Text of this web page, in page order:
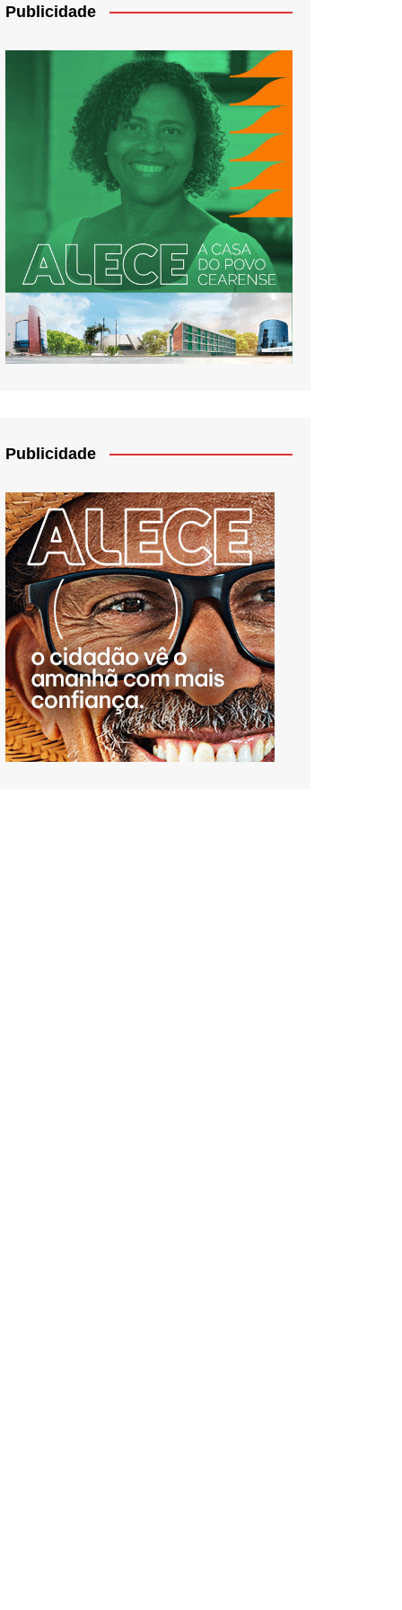
Publicidade
Publicidade